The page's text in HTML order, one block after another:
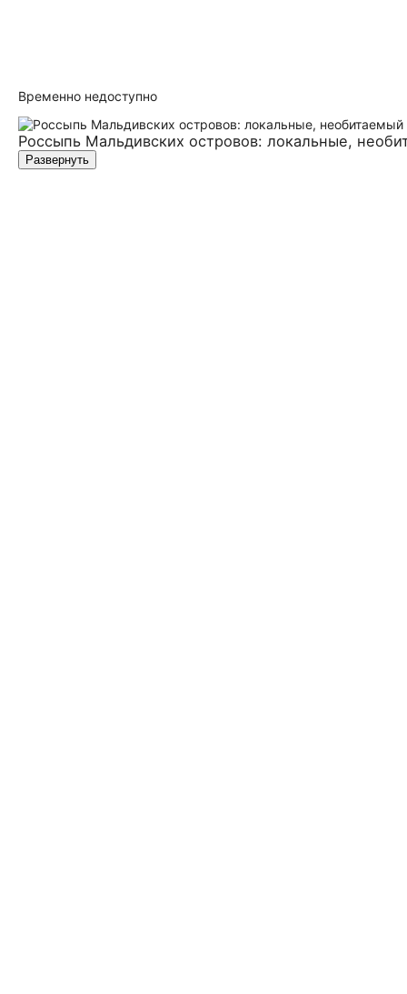
Временно недоступно
Россыпь Мальдивских островов: локальные,
Развернуть